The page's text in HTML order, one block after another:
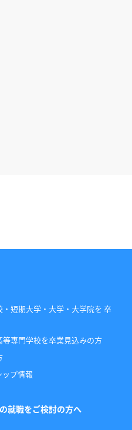
短期大学・大学・大学院を 卒
等専門学校を卒業見込みの方
ップ情報
就職をご検討の方へ